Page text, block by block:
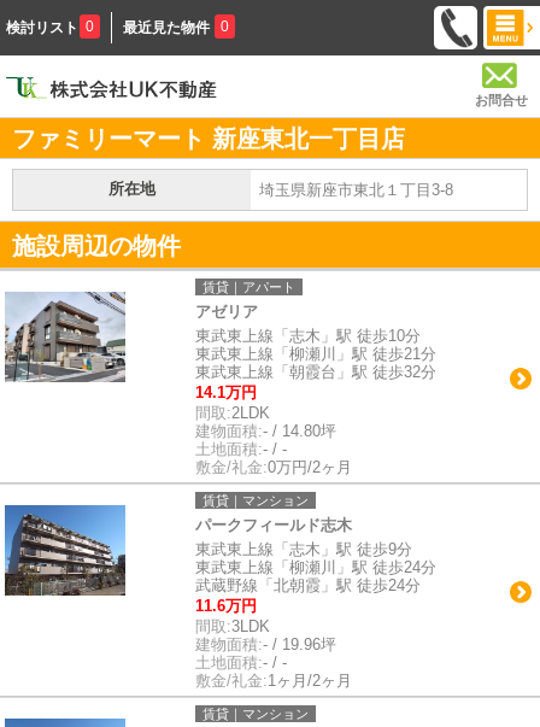
検討リスト 0 最近見た物件 0
お問合せ
ファミリーマート 新座東北一丁目店
所在地 埼玉県新座市東北１丁目3-8
施設周辺の物件
賃貸｜アパート
アゼリア
東武東上線「志木」駅 徒歩10分
東武東上線「柳瀬川」駅 徒歩21分
東武東上線「朝霞台」駅 徒歩32分
14.1万円
間取:2LDK
建物面積:- / 14.80坪
土地面積:- / -
敷金/礼金:0万円/2ヶ月
賃貸｜マンション
パークフィールド志木
東武東上線「志木」駅 徒歩9分
東武東上線「柳瀬川」駅 徒歩24分
武蔵野線「北朝霞」駅 徒歩24分
11.6万円
間取:3LDK
建物面積:- / 19.96坪
土地面積:- / -
敷金/礼金:1ヶ月/2ヶ月
賃貸｜マンション